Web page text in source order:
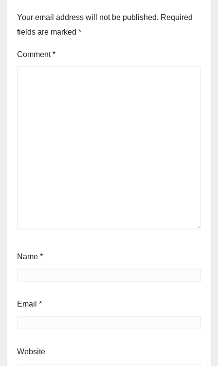
Your email address will not be published. Required
fields are marked *
Comment*
Name *
Email *
Website